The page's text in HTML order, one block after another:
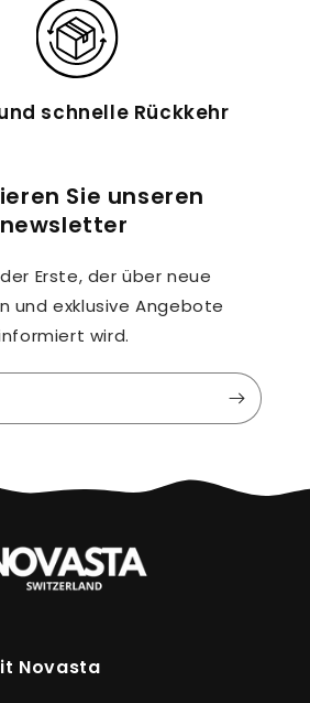
schnelle Rückkehr
Sie unseren
newsletter
Erste, der über neue
und exklusive Angebote
wird.
Novasta